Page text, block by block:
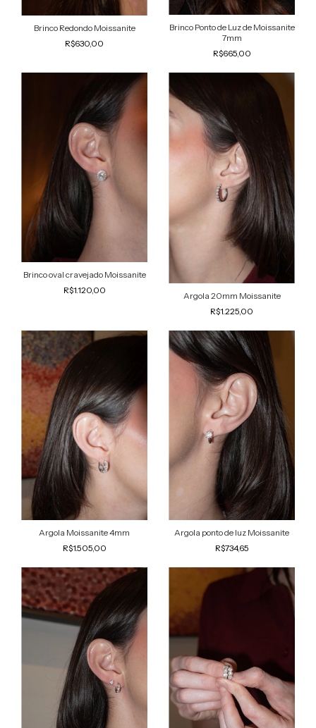
Brinco Redondo Moissanite
R$630,00
Brinco Ponto de Luz de Moissanite
7mm
R$665,00
Brinco oval cravejado Moissanite
R$1.120,00
Argola 20mm Moissanite
R$1.225,00
Argola Moissanite 4mm
R$1.505,00
Argola ponto de luz Moissanite
R$734,65